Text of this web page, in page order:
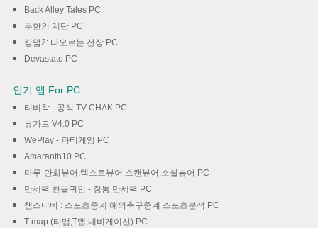
Back Alley Tales PC
무한의 계단 PC
킹덤2: 타오르는 전장 PC
Devastate PC
인기 앱 For PC
티비착 - 공식 TV CHAK PC
뷰가드 V4.0 PC
WePlay - 파티게임 PC
Amaranth10 PC
마루-만화뷰어,텍스트뷰어,스캔뷰어,소설뷰어 PC
만세력 천을귀인 - 정통 만세력 PC
챔스티비 : 스포츠중계 해외축구중계 스포츠분석 PC
T map (티맵,T맵,내비게이션) PC